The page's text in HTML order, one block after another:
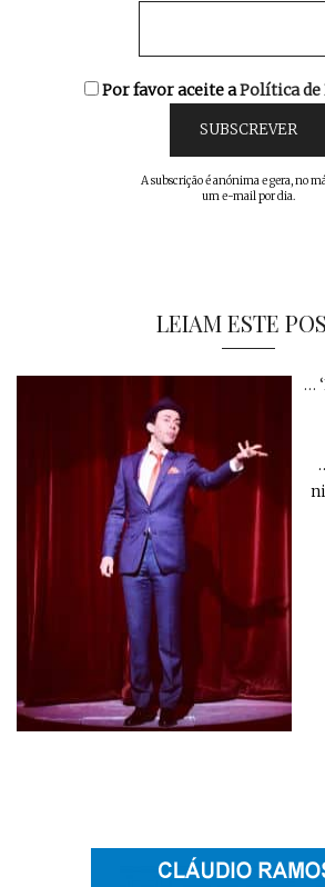
Por favor aceite aPolítica de
A subscrição é anónima e gera, no
um e-mail por dia.
LEIAM ESTE
…